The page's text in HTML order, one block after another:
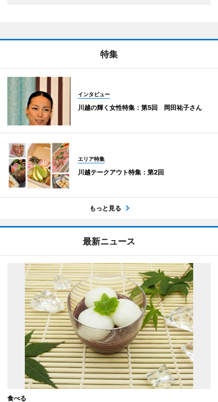
特集
インタビュー
川越の輝く女性特集：第5回 岡田祐子さん
エリア特集
川越テークアウト特集：第2回
もっと見る
最新ニュース
食べる